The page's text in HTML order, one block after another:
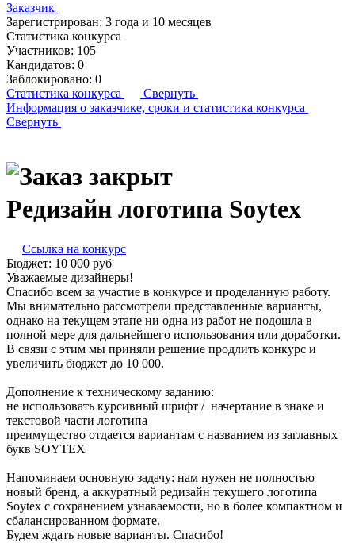
Заказчик
Зарегистрирован: 3 года и 10 месяцев
Статистика конкурса
Участников: 105
Кандидатов: 0
Заблокировано: 0
Статистика конкурса
Свернуть
Информация о заказчике, сроки и статистика конкурса
Свернуть
Редизайн логотипа Soytex
Ссылка на конкурс
Бюджет: 10 000 руб
Уважаемые дизайнеры!
Спасибо всем за участие в конкурсе и проделанную работу.
Мы внимательно рассмотрели представленные варианты,
однако на текущем этапе ни одна из работ не подошла в
полной мере для дальнейшего использования или доработки.
В связи с этим мы приняли решение продлить конкурс и
увеличить бюджет до 10 000.
Дополнение к техническому заданию:
не использовать курсивный шрифт / начертание в знаке и
текстовой части логотипа
преимущество отдается вариантам с названием из заглавных
букв SOYTEX
Напоминаем основную задачу: нам нужен не полностью
новый бренд, а аккуратный редизайн текущего логотипа
Soytex с сохранением узнаваемости, но в более компактном и
сбалансированном формате.
Будем ждать новые варианты. Спасибо!